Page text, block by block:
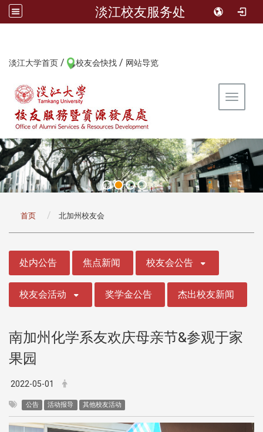
淡江校友服务处
淡江大学首页 / 校友会快找 / 网站导览
Toggle
首页 北加州校友会
处内公告 焦点新闻 校友会公告
校友会活动 奖学金公告 杰出校友新闻
南加州化学系友欢庆母亲节&参观于家
果园
2022-05-01
公告 活动报导 其他校友活动